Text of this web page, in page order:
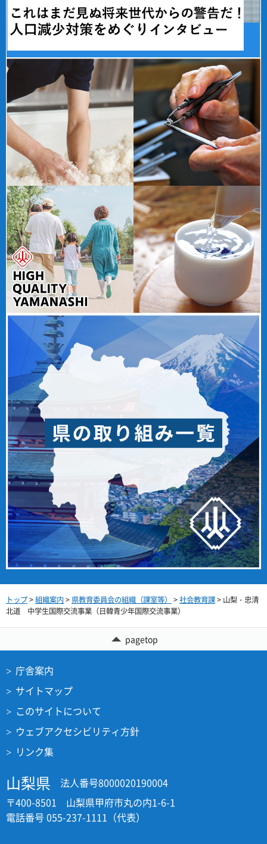
トップ>組織案内> 県教育委員会の組織（課室等） >社会教育課> 山梨・忠清
北道 中学生国際交流事業（日韓青少年国際交流事業）
pagetop
庁舎案内
サイトマップ
このサイトについて
ウェブアクセシビリティ方針
リンク集
山梨県
法人番号8000020190004
〒400-8501 山梨県甲府市丸の内1-6-1
電話番号 055-237-1111（代表）